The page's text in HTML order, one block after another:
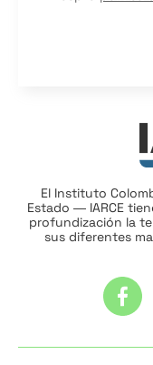
El Instituto
Estado ― IARCE
profundización la
sus diferentes